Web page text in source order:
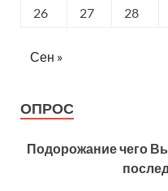
26
27 28
Сен »
ОПРОС
Подорожание чего